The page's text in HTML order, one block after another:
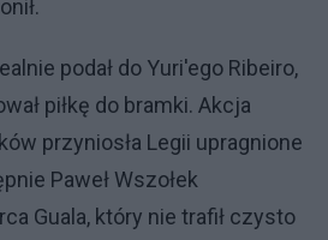
podał do Yuri'ego Ribeiro,
piłkę do bramki. Akcja
przyniosła Legii upragnione
Paweł Wszołek
Guala, który nie trafił czysto